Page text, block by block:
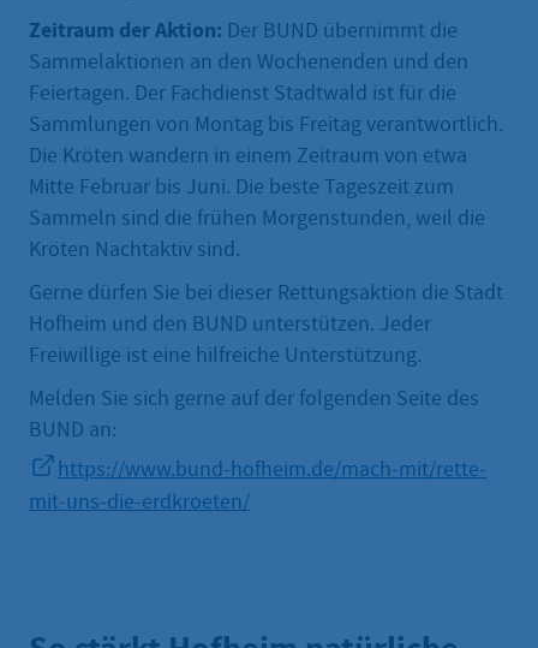
Zeitraum der Aktion: Der BUND übernimmt die
Sammelaktionen an den Wochenenden und den
Feiertagen. Der Fachdienst Stadtwald ist für die
Sammlungen von Montag bis Freitag verantwortlich.
Die Kröten wandern in einem Zeitraum von etwa
Mitte Februar bis Juni. Die beste Tageszeit zum
Sammeln sind die frühen Morgenstunden, weil die
Kröten Nachtaktiv sind.
Gerne dürfen Sie bei dieser Rettungsaktion die Stadt
Hofheim und den BUND unterstützen. Jeder
Freiwillige ist eine hilfreiche Unterstützung.
Melden Sie sich gerne auf der folgenden Seite des
BUND an:
https://www.bund-hofheim.de/mach-mit/rette-
mit-uns-die-erdkroeten/